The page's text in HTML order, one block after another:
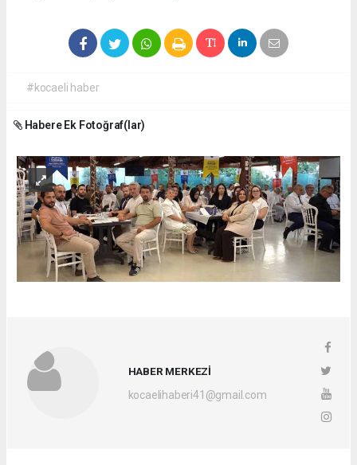
#kocaeli haber
Habere Ek Fotoğraf(lar)
HABER MERKEZİ
kocaelihaberi41@gmail.com